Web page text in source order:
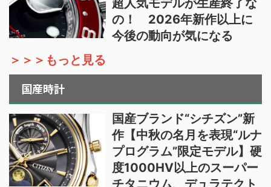
の！ 2026年新作以上に
今後の動向が気になる
＞＞＞もっと見る
国産時計
国産ブランド“シチズン”新
作【中秋の名月を表現“ルナ
プログラム”限定モデル】硬
度1000HV以上のスーパー
チタニウム、デュラテクト